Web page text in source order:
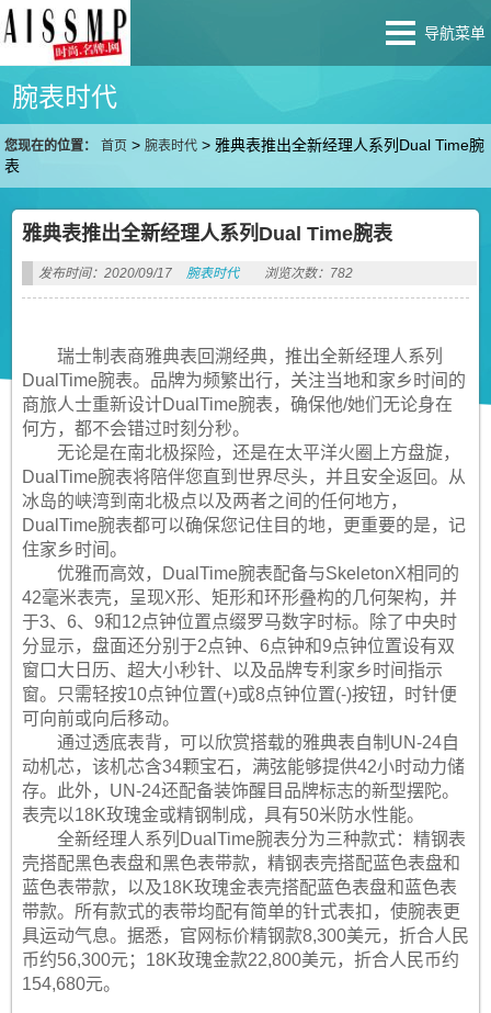
导航菜单
腕表时代
您现在的位置： 首页 >腕表时代 > 雅典表推出全新经理人系列Dual Time腕
表
雅典表推出全新经理人系列Dual Time腕表
发布时间：2020/09/17 腕表时代 浏览次数：782
瑞士制表商雅典表回溯经典，推出全新经理人系列
DualTime腕表。品牌为频繁出行，关注当地和家乡时间的
商旅人士重新设计DualTime腕表，确保他/她们无论身在
何方，都不会错过时刻分秒。
无论是在南北极探险，还是在太平洋火圈上方盘旋，
DualTime腕表将陪伴您直到世界尽头，并且安全返回。从
冰岛的峡湾到南北极点以及两者之间的任何地方，
DualTime腕表都可以确保您记住目的地，更重要的是，记
住家乡时间。
优雅而高效，DualTime腕表配备与SkeletonX相同的
42毫米表壳，呈现X形、矩形和环形叠构的几何架构，并
于3、6、9和12点钟位置点缀罗马数字时标。除了中央时
分显示，盘面还分别于2点钟、6点钟和9点钟位置设有双
窗口大日历、超大小秒针、以及品牌专利家乡时间指示
窗。只需轻按10点钟位置(+)或8点钟位置(-)按钮，时针便
可向前或向后移动。
通过透底表背，可以欣赏搭载的雅典表自制UN-24自
动机芯，该机芯含34颗宝石，满弦能够提供42小时动力储
存。此外，UN-24还配备装饰醒目品牌标志的新型摆陀。
表壳以18K玫瑰金或精钢制成，具有50米防水性能。
全新经理人系列DualTime腕表分为三种款式：精钢表
壳搭配黑色表盘和黑色表带款，精钢表壳搭配蓝色表盘和
蓝色表带款，以及18K玫瑰金表壳搭配蓝色表盘和蓝色表
带款。所有款式的表带均配有简单的针式表扣，使腕表更
具运动气息。据悉，官网标价精钢款8,300美元，折合人民
币约56,300元；18K玫瑰金款22,800美元，折合人民币约
154,680元。